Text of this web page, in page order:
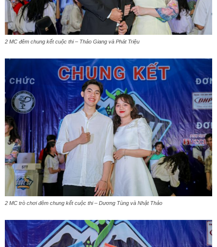
2 MC đêm chung kết cuộc thi – Thảo Giang và Phát Triệu
2 MC trò chơi đêm chung kết cuộc thi – Dương Tùng và Nhật Thảo